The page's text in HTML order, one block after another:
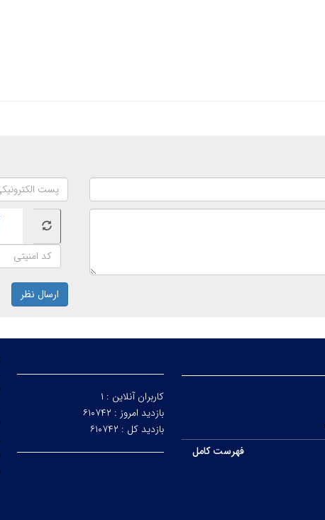
ارسال نظر
فهرست کامل
کاربران آنلاین : ۱
بازدید امروز : ۶۱۰۷۴۲
بازدید کل : ۶۱۰۷۴۲